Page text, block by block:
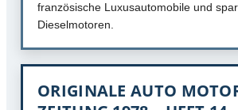
französische Luxusautomobile und
Dieselmotoren.
ORIGINALE AUTO